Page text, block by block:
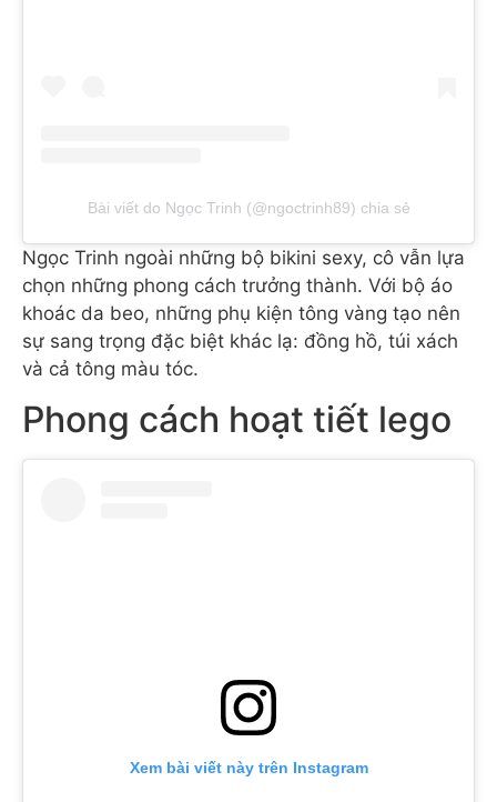
Bài viết do Ngọc Trinh (@ngoctrinh89) chia sẻ
Ngọc Trinh ngoài những bộ bikini sexy, cô vẫn lựa
chọn những phong cách trưởng thành. Với bộ áo
khoác da beo, những phụ kiện tông vàng tạo nên
sự sang trọng đặc biệt khác lạ: đồng hồ, túi xách
và cả tông màu tóc.
Phong cách hoạt tiết lego
Xem bài viết này trên Instagram